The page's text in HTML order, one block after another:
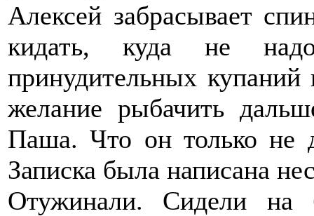
Алексей забрасывает
кидать, куда не
принудительных
желание рыбачить
Паша. Что он только не
Записка была написана
Отужинали. Сидели на